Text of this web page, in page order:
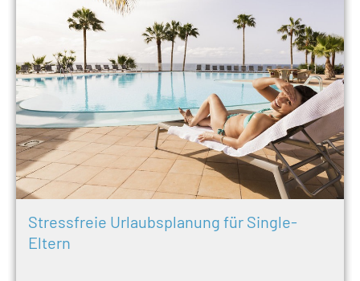
Stressfreie Urlaubsplanung für Single-
Eltern